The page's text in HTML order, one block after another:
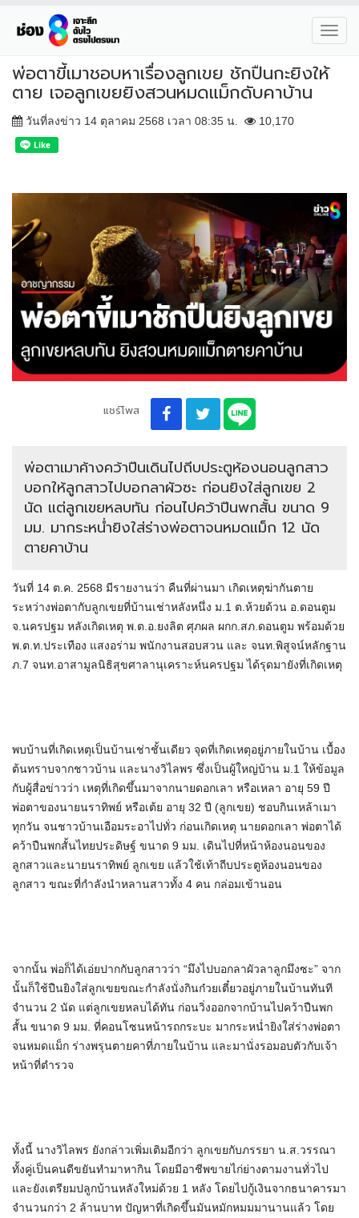
พ่อตาขี้เมาชอบหาเรื่องลูกเขย ชักปืนกะยิงให้
ตาย เจอลูกเขยยิงสวนหมดแม็กดับคาบ้าน
วันที่ลงข่าว 14 ตุลาคม 2568 เวลา 08:35 น. 10,170
แชร์โพส
พ่อตาเมาค้างคว้าปืนเดินไปถีบประตูห้องนอนลูกสาว
บอกให้ลูกสาวไปบอกลาผัวซะ ก่อนยิงใส่ลูกเขย 2
นัด แต่ลูกเขยหลบทัน ก่อนไปคว้าปืนพกสั้น ขนาด 9
มม. มากระหน่ำยิงใส่ร่างพ่อตาจนหมดแม็ก 12 นัด
ตายคาบ้าน
วันที่ 14 ต.ค. 2568 มีรายงานว่า คืนที่ผ่านมา เกิดเหตุฆ่ากันตาย
ระหว่างพ่อตากับลูกเขยที่บ้านเช่าหลังหนึ่ง ม.1 ต.ห้วยด้วน อ.ดอนตูม
จ.นครปฐม หลังเกิดเหตุ พ.ต.อ.ยงลิต ศุภผล ผกก.สภ.ดอนตูม พร้อมด้วย
พ.ต.ท.ประเทือง แสงอร่าม พนักงานสอบสวน และ จนท.พิสูจน์หลักฐาน
ภ.7 จนท.อาสามูลนิธิสุขศาลานุเคราะห์นครปฐม ได้รุดมายังที่เกิดเหตุ
พบบ้านที่เกิดเหตุเป็นบ้านเช่าชั้นเดียว จุดที่เกิดเหตุอยู่ภายในบ้าน เบื้อง
ต้นทราบจากชาวบ้าน และนางวิไลพร ซึ่งเป็นผู้ใหญ่บ้าน ม.1 ให้ข้อมูล
กับผู้สื่อข่าวว่า เหตุที่เกิดขึ้นมาจากนายดอกเลา หรือเหลา อายุ 59 ปี
พ่อตาของนายนราทิพย์ หรือเต้ย อายุ 32 ปี (ลูกเขย) ชอบกินเหล้าเมา
ทุกวัน จนชาวบ้านเอือมระอาไปทั่ว ก่อนเกิดเหตุ นายดอกเลา พ่อตาได้
คว้าปืนพกสั้นไทยประดิษฐ์ ขนาด 9 มม. เดินไปที่หน้าห้องนอนของ
ลูกสาวและนายนราทิพย์ ลูกเขย แล้วใช้เท้าถีบประตูห้องนอนของ
ลูกสาว ขณะที่กำลังนำหลานสาวทั้ง 4 คน กล่อมเข้านอน
จากนั้น พ่อก็ได้เอ่ยปากกับลูกสาวว่า “มึงไปบอกลาผัวลาลูกมึงซะ” จาก
นั้นก็ใช้ปืนยิงใส่ลูกเขยขณะกำลังนั่งกินก๋วยเตี๋ยวอยู่ภายในบ้านทันที
จำนวน 2 นัด แต่ลูกเขยหลบได้ทัน ก่อนวิ่งออกจากบ้านไปคว้าปืนพก
สั้น ขนาด 9 มม. ที่คอนโซนหน้ารถกระบะ มากระหน่ำยิงใส่ร่างพ่อตา
จนหมดแม็ก ร่างพรุนตายคาที่ภายในบ้าน และมานั่งรอมอบตัวกับเจ้า
หน้าที่ตำรวจ
ทั้งนี้ นางวิไลพร ยังกล่าวเพิ่มเติมอีกว่า ลูกเขยกับภรรยา น.ส.วรรณา
ทั้งคู่เป็นคนดีขยันทำมาหากิน โดยมีอาชีพขายไก่ย่างตามงานทั่วไป
และยังเตรียมปลูกบ้านหลังใหม่ด้วย 1 หลัง โดยไปกู้เงินจากธนาคารมา
จำนวนกว่า 2 ล้านบาท ปัญหาที่เกิดขึ้นมันหมักหมมมานานแล้ว โดย